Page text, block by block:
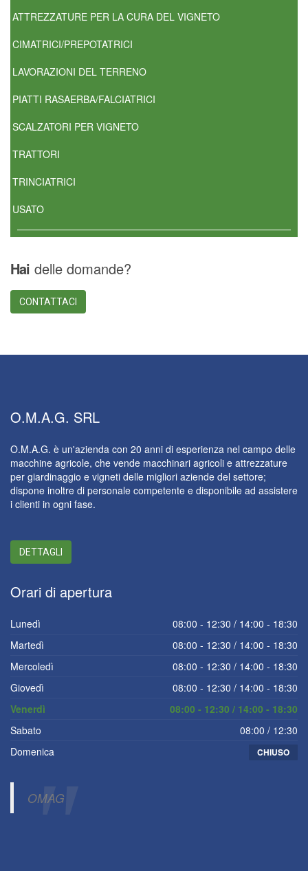
ATTREZZATURE PER LA CURA DEL VIGNETO
CIMATRICI/PREPOTATRICI
LAVORAZIONI DEL TERRENO
PIATTI RASAERBA/FALCIATRICI
SCALZATORI PER VIGNETO
TRATTORI
TRINCIATRICI
USATO
Hai delle domande?
CONTATTACI
O.M.A.G. SRL
O.M.A.G. è un'azienda con 20 anni di esperienza nel campo delle
macchine agricole, che vende macchinari agricoli e attrezzature
per giardinaggio e vigneti delle migliori aziende del settore;
dispone inoltre di personale competente e disponibile ad assistere
i clienti in ogni fase.
DETTAGLI
Orari di apertura
Lunedì
08:00 - 12:30 / 14:00 - 18:30
Martedì
08:00 - 12:30 / 14:00 - 18:30
Mercoledì
08:00 - 12:30 / 14:00 - 18:30
Giovedì
08:00 - 12:30 / 14:00 - 18:30
Venerdì
08:00 - 12:30 / 14:00 - 18:30
Sabato
08:00 / 12:30
Domenica
CHIUSO
OMAG